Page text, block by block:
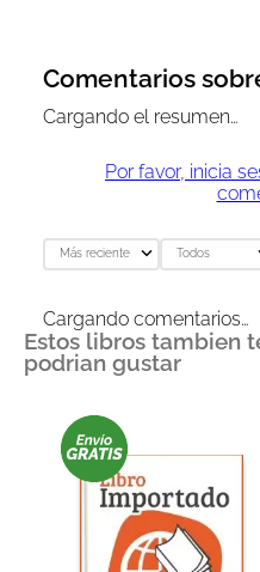
Comentarios
Cargando el resumen…
Por favor, inicia
Más reciente Todos
Cargando comentarios…
Estos libros tambien
podrian gustar